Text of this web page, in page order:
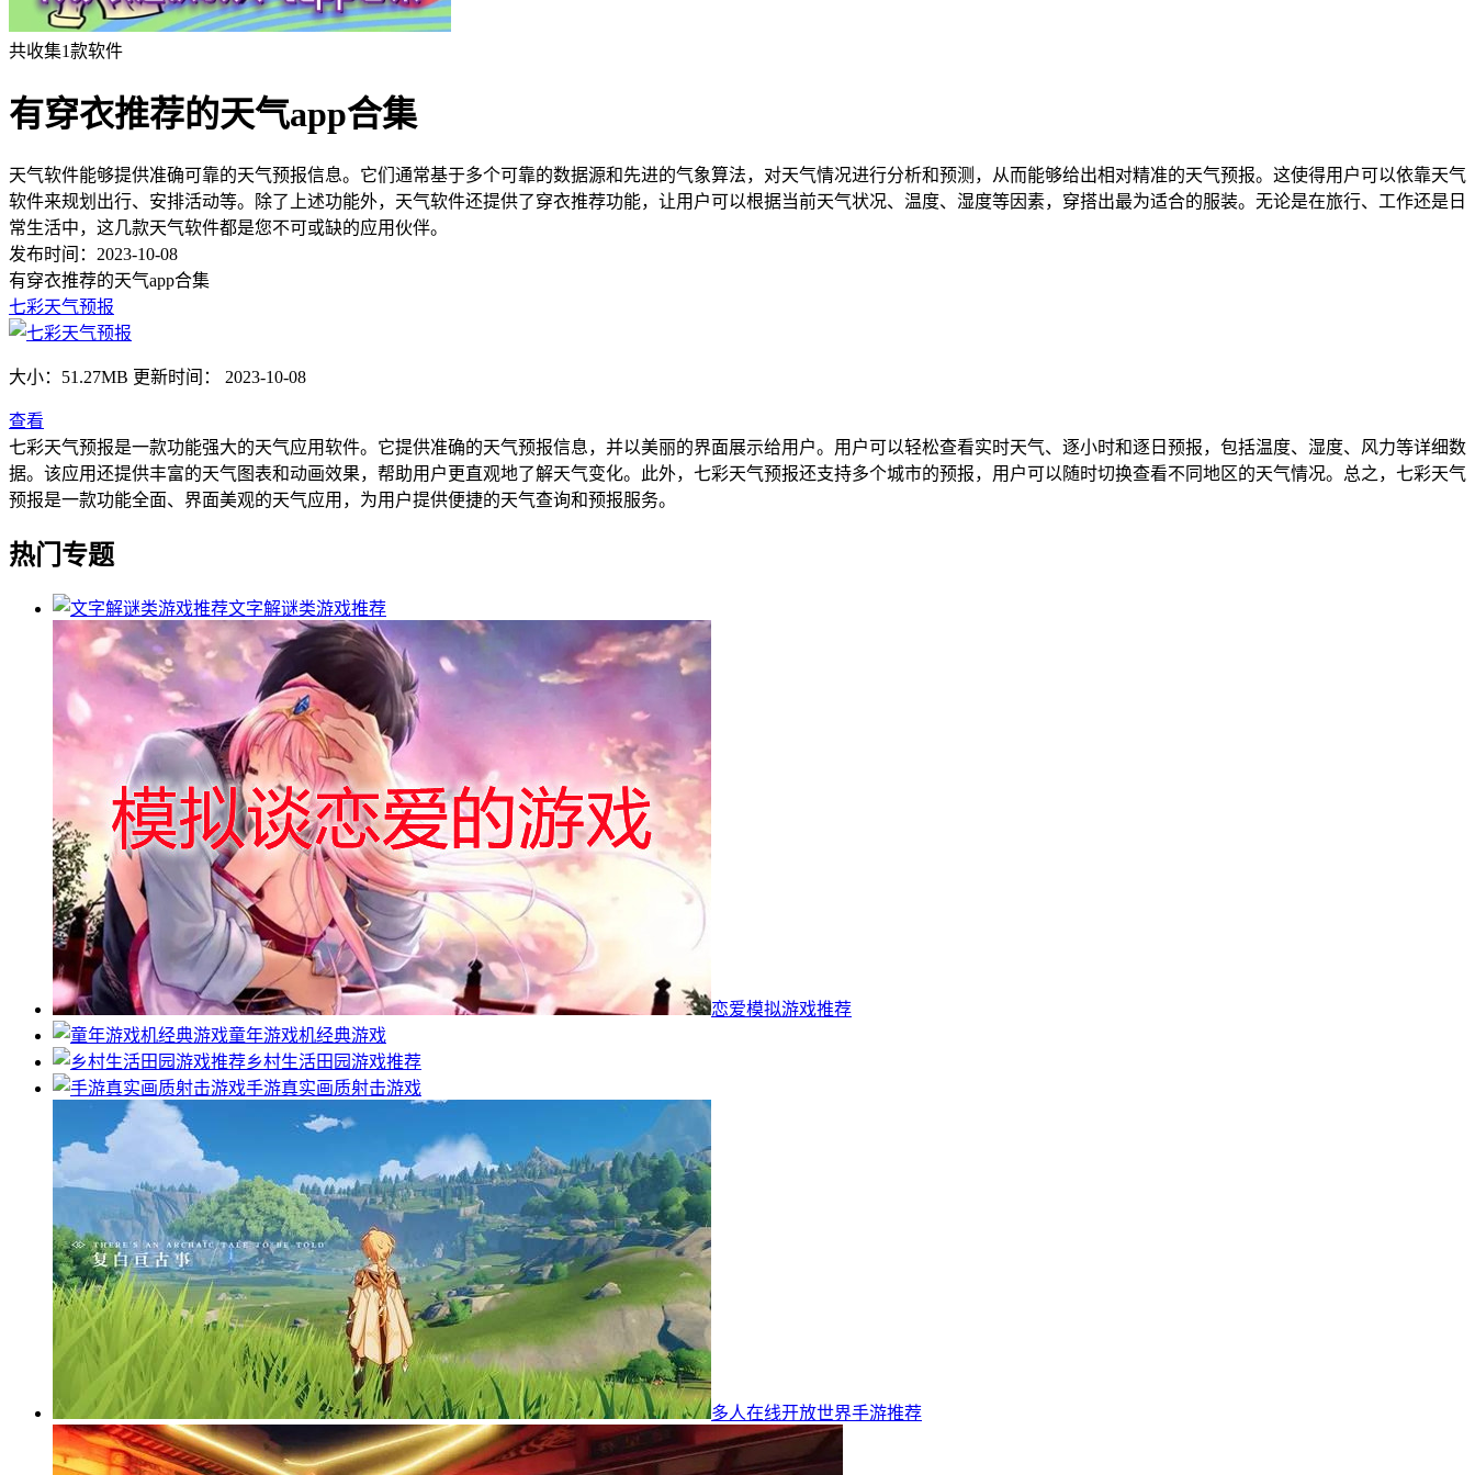
共收集1款软件
有穿衣推荐的天气app合集
天气软件能够提供准确可靠的天气预报信息。它们通常基于多个可靠的数据源和先进的气象算法，对天气情况进行分析和预测，从而能够给出相对精准的天气预报。这使得用户可以依靠天气
软件来规划出行、安排活动等。除了上述功能外，天气软件还提供了穿衣推荐功能，让用户可以根据当前天气状况、温度、湿度等因素，穿搭出最为适合的服装。无论是在旅行、工作还是日
常生活中，这几款天气软件都是您不可或缺的应用伙伴。
发布时间：2023-10-08
有穿衣推荐的天气app合集
七彩天气预报
大小：51.27MB 更新时间： 2023-10-08
查看
七彩天气预报是一款功能强大的天气应用软件。它提供准确的天气预报信息，并以美丽的界面展示给用户。用户可以轻松查看实时天气、逐小时和逐日预报，包括温度、湿度、风力等详细数
据。该应用还提供丰富的天气图表和动画效果，帮助用户更直观地了解天气变化。此外，七彩天气预报还支持多个城市的预报，用户可以随时切换查看不同地区的天气情况。总之，七彩天气
预报是一款功能全面、界面美观的天气应用，为用户提供便捷的天气查询和预报服务。
热门专题
文字解谜类游戏推荐
恋爱模拟游戏推荐
童年游戏机经典游戏
乡村生活田园游戏推荐
手游真实画质射击游戏
多人在线开放世界手游推荐